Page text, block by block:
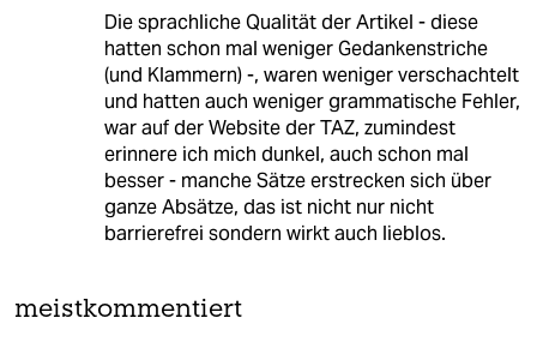
Die sprachliche Qualität der Artikel - diese
hatten schon mal weniger Gedankenstriche
(und Klammern) -, waren weniger verschachtelt
und hatten auch weniger grammatische Fehler,
war auf der Website der TAZ, zumindest
erinnere ich mich dunkel, auch schon mal
besser - manche Sätze erstrecken sich über
ganze Absätze, das ist nicht nur nicht
barrierefrei sondern wirkt auch lieblos.
meistkommentiert